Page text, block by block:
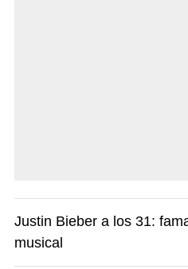
Justin Bieber a los 31:
musical